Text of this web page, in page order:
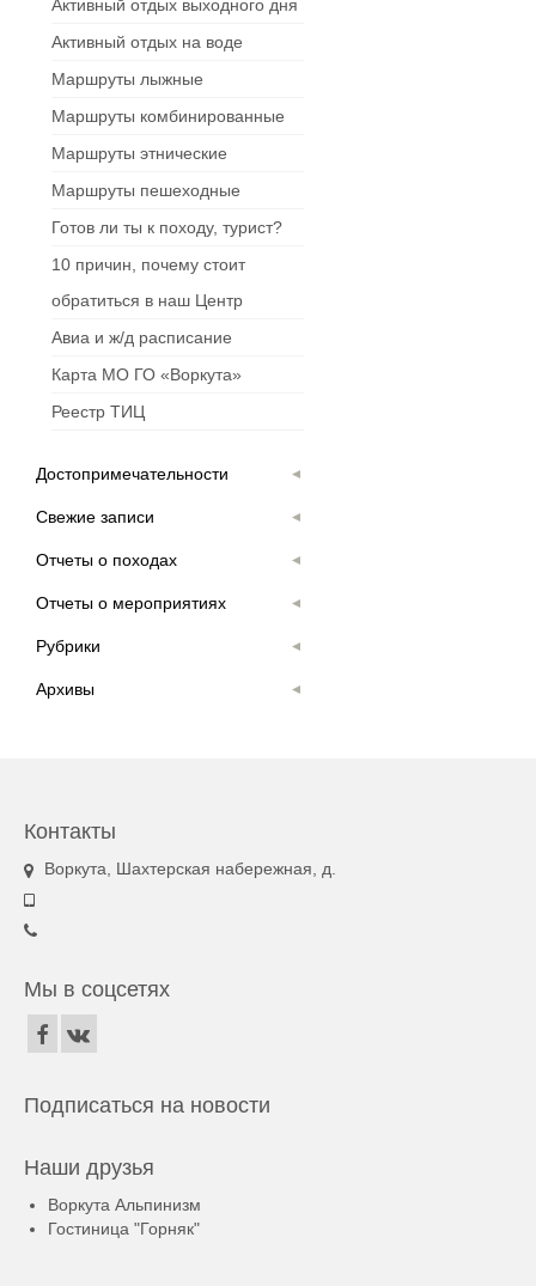
Активный отдых выходного дня
Активный отдых на воде
Маршруты лыжные
Маршруты комбинированные
Маршруты этнические
Маршруты пешеходные
Готов ли ты к походу, турист?
10 причин, почему стоит
обратиться в наш Центр
Авиа и ж/д расписание
Карта МО ГО «Воркута»
Реестр ТИЦ
Достопримечательности
Свежие записи
Отчеты о походах
Отчеты о мероприятиях
Рубрики
Архивы
Контакты
Воркута, Шахтерская набережная, д.
Мы в соцсетях
Подписаться на новости
Наши друзья
Воркута Альпинизм
Гостиница "Горняк"